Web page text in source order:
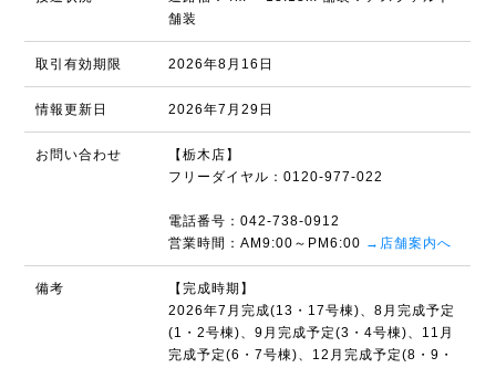
舗装
取引有効期限 2026年8月16日
情報更新日 2026年7月29日
お問い合わせ
【栃木店】
フリーダイヤル：0120-977-022
電話番号：042-738-0912
営業時間：AM9:00～PM6:00 →店舗案内へ
備考
【完成時期】
2026年7月完成(13・17号棟)、8月完成予定
(1・2号棟)、9月完成予定(3・4号棟)、11月
完成予定(6・7号棟)、12月完成予定(8・9・